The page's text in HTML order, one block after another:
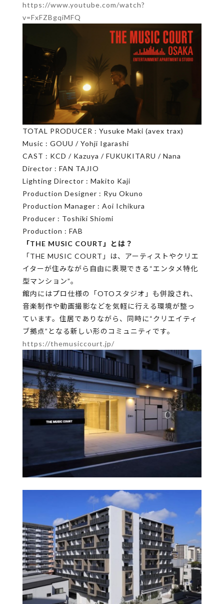
https://www.youtube.com/watch?
v=FxFZBgqiMFQ
TOTAL PRODUCER : Yusuke Maki (avex trax)
Music : GOUU / Yohji Igarashi
CAST : KCD / Kazuya / FUKUKITARU / Nana
Director : FAN TAJIO
Lighting Director : Makito Kaji
Production Designer : Ryu Okuno
Production Manager : Aoi Ichikura
Producer : Toshiki Shiomi
Production : FAB
「THE MUSIC COURT」とは？
「THE MUSIC COURT」は、アーティストやクリエ
イターが住みながら自由に表現できる“エンタメ特化
型マンション”。
館内にはプロ仕様の「OTOスタジオ」も併設され、
音楽制作や動画撮影などを気軽に行える環境が整っ
ています。住居でありながら、同時に“クリエイティ
ブ拠点”となる新しい形のコミュニティです。
https://themusiccourt.jp/